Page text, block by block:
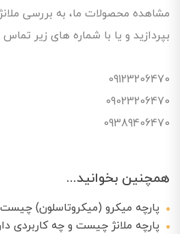
مشاهده محصولات ما، به بررسی
بپردازید و یا با شماره های زیر تماس
09123206470
09023206470
09389406470
همچنین بخوانید...
پارچه میکرو (میکروتاسلون) چیست
پارچه ملانژ چیست و چه کاربردی